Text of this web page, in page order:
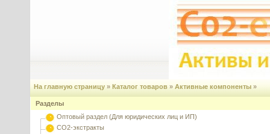
На главную страницу » Каталог товаров » Активные компоненты »
Разделы
Оптовый раздел (Для юридических лиц и ИП)
CO2-экстракты